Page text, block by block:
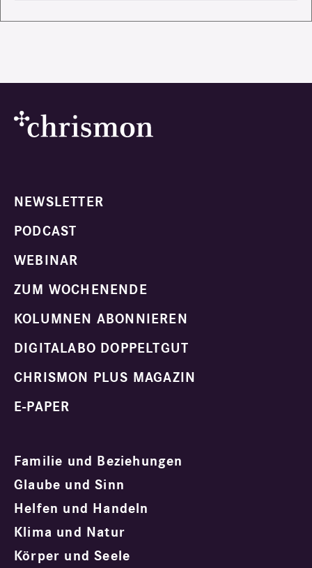
NEWSLETTER
PODCAST
WEBINAR
ZUM WOCHENENDE
KOLUMNEN ABONNIEREN
DIGITALABO DOPPELTGUT
CHRISMON PLUS MAGAZIN
E-PAPER
Familie und Beziehungen
Glaube und Sinn
Helfen und Handeln
Klima und Natur
Körper und Seele